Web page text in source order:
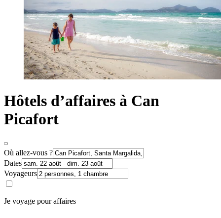
Hôtels d’affaires à Can
Picafort
Où allez-vous ?
Dates
Voyageurs
Je voyage pour affaires